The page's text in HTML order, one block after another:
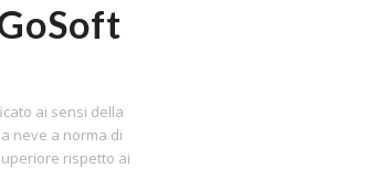
ai sensi della
neve a norma di
rispetto ai